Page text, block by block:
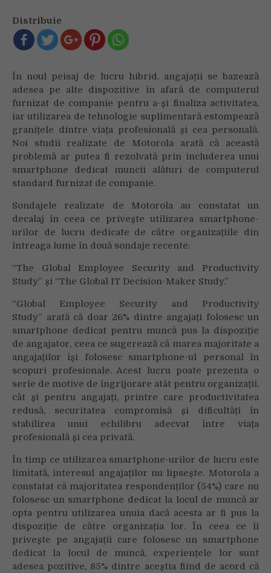
studiu
Motorola
dezvăluie
din
ce
în
ce
mai
mare
a
angajaților
de
avea
telefoane
inteligente
la
de
muncă,
un
echilibru
mai
bun
între
viața
profesională
și
cea
privată
și
creșterea
productivității
Distribuie
În noul peisaj de lucru hibrid, angajații se bazează
adesea pe alte dispozitive în afară de computerul
furnizat de companie pentru a-și finaliza activitatea,
iar utilizarea de tehnologie suplimentară estompează
granițele dintre viața profesională și cea personală.
Noi studii realizate de Motorola arată că această
problemă ar putea fi rezolvată prin includerea unui
smartphone dedicat muncii alături de computerul
standard furnizat de companie.
Sondajele realizate de Motorola au constatat un
decalaj în ceea ce privește utilizarea smartphone-
urilor de lucru dedicate de către organizațiile din
întreaga lume în două sondaje recente:
“The Global Employee Security and Productivity
Study” și “The Global IT Decision-Maker Study.”
“Global Employee Security and Productivity
Study” arată că doar 26% dintre angajați folosesc un
smartphone dedicat pentru muncă pus la dispoziție
de angajator, ceea ce sugerează că marea majoritate a
angajaților își folosesc smartphone-ul personal în
scopuri profesionale. Acest lucru poate prezenta o
serie de motive de îngrijorare atât pentru organizații,
cât și pentru angajați, printre care productivitatea
redusă, securitatea compromisă și dificultăți în
stabilirea unui echilibru adecvat între viața
profesională și cea privată.
În timp ce utilizarea smartphone-urilor de lucru este
limitată, interesul angajaților nu lipsește. Motorola a
constatat că majoritatea respondenților (54%) care nu
folosesc un smartphone dedicat la locul de muncă ar
opta pentru utilizarea unuia dacă acesta ar fi pus la
dispoziție de către organizația lor. În ceea ce îi
privește pe angajații care folosesc un smartphone
dedicat la locul de muncă, experiențele lor sunt
adesea pozitive, 85% dintre aceștia fiind de acord că